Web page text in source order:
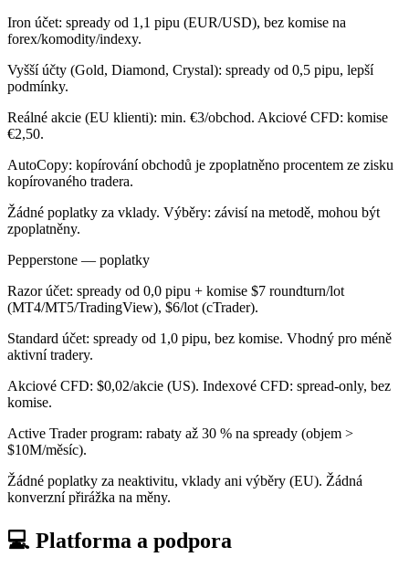
Iron účet: spready od 1,1 pipu (EUR/USD), bez komise na
forex/komodity/indexy.
Vyšší účty (Gold, Diamond, Crystal): spready od 0,5 pipu, lepší
podmínky.
Reálné akcie (EU klienti): min. €3/obchod. Akciové CFD: komise
€2,50.
AutoCopy: kopírování obchodů je zpoplatněno procentem ze zisku
kopírovaného tradera.
Žádné poplatky za vklady. Výběry: závisí na metodě, mohou být
zpoplatněny.
Pepperstone — poplatky
Razor účet: spready od 0,0 pipu + komise $7 roundturn/lot
(MT4/MT5/TradingView), $6/lot (cTrader).
Standard účet: spready od 1,0 pipu, bez komise. Vhodný pro méně
aktivní tradery.
Akciové CFD: $0,02/akcie (US). Indexové CFD: spread-only, bez
komise.
Active Trader program: rabaty až 30 % na spready (objem >
$10M/měsíc).
Žádné poplatky za neaktivitu, vklady ani výběry (EU). Žádná
konverzní přirážka na měny.
💻 Platforma a podpora